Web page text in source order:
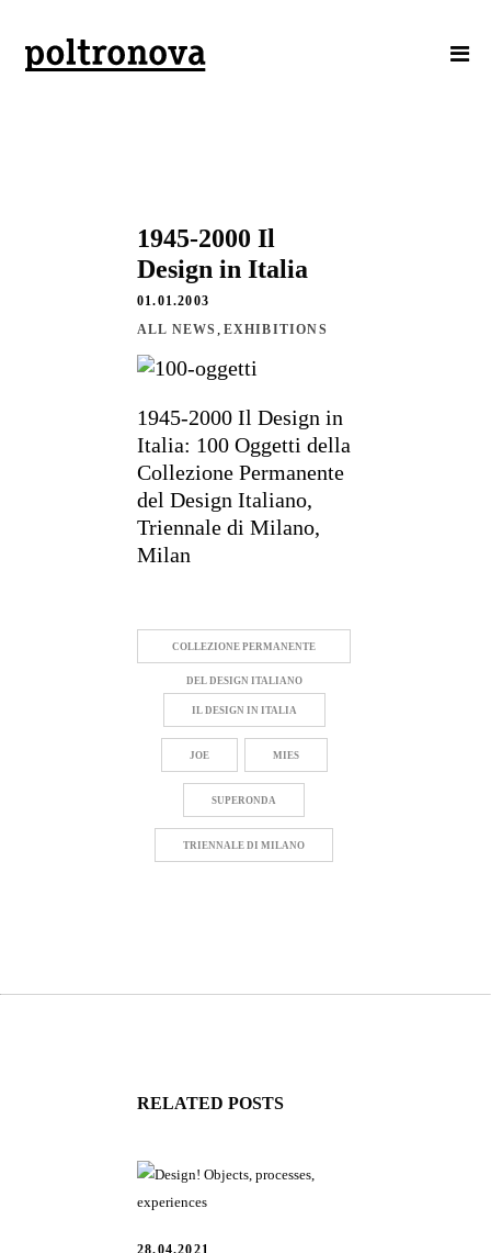
1945-2000 Il
Design in Italia
01.01.2003
ALL NEWS , EXHIBITIONS
1945-2000 Il Design in
Italia: 100 Oggetti della
Collezione Permanente
del Design Italiano,
Triennale di Milano,
Milan
COLLEZIONE PERMANENTE
DEL DESIGN ITALIANO
IL DESIGN IN ITALIA
JOE MIES
SUPERONDA
TRIENNALE DI MILANO
RELATED POSTS
28.04.2021